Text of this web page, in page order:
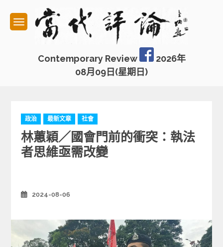
content
Contemporary Review
2026年
08月09日(星期日)
C
a
t
e
g
i
e
政治 最新文章 社會
林蕙穎／國會門前的衝突：執法
者思維亟需改變
2024-08-06